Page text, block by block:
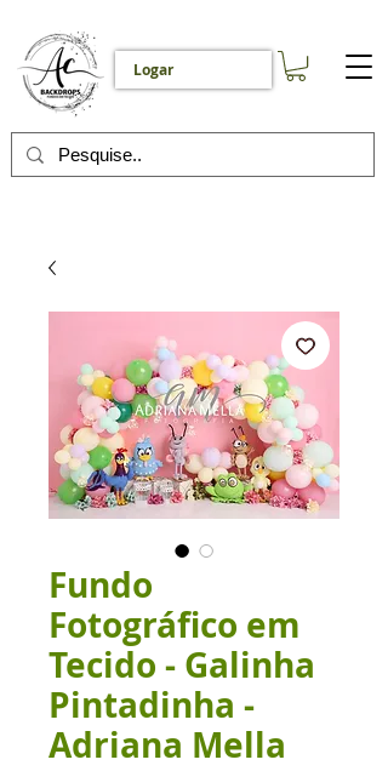
Logar
Fundo
Fotográfico em
Tecido - Galinha
Pintadinha -
Adriana Mella